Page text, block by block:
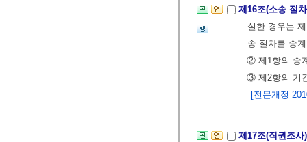
제16조(소송 절
실한 경우는
송 절차를 승
② 제1항의 승
③ 제2항의 기
[전문개정
제17조(직권조